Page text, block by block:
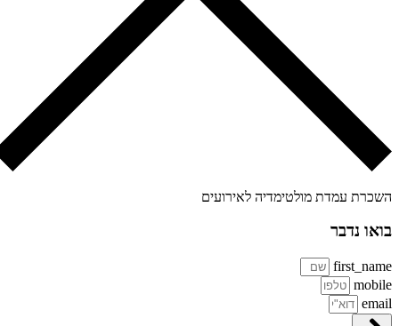
עמדת מולטימדיה לאירועים
נדבר